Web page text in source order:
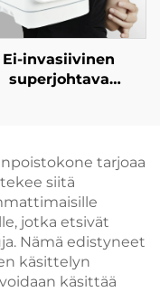
Ei-invasiivinen
superjohtava
ja
ihotuksen
nuorentamista
tarjoaa
siitä
jotka etsivät
Nämä edistyneet
käsittelyn
käsittää